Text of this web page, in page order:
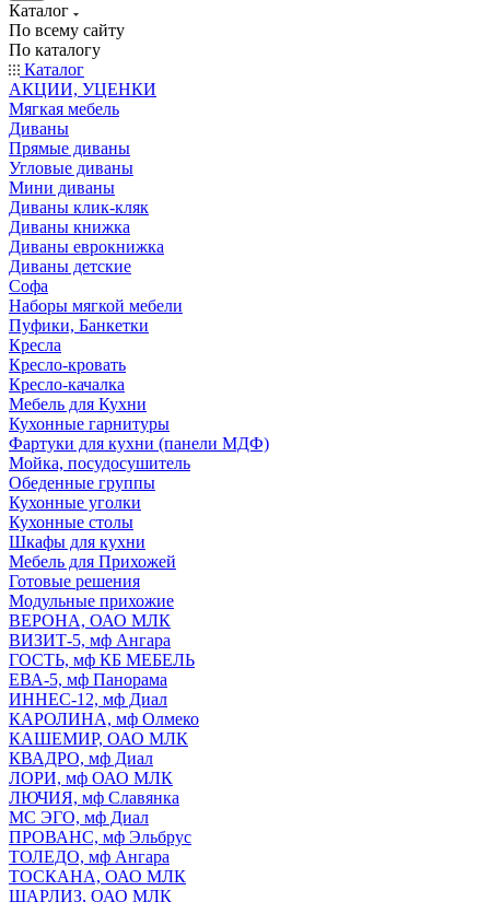
Каталог
По всему сайту
По каталогу
Каталог
АКЦИИ, УЦЕНКИ
Мягкая мебель
Диваны
Прямые диваны
Угловые диваны
Мини диваны
Диваны клик-кляк
Диваны книжка
Диваны еврокнижка
Диваны детские
Софа
Наборы мягкой мебели
Пуфики, Банкетки
Кресла
Кресло-кровать
Кресло-качалка
Мебель для Кухни
Кухонные гарнитуры
Фартуки для кухни (панели МДФ)
Мойка, посудосушитель
Обеденные группы
Кухонные уголки
Кухонные столы
Шкафы для кухни
Мебель для Прихожей
Готовые решения
Модульные прихожие
ВЕРОНА, ОАО МЛК
ВИЗИТ-5, мф Ангара
ГОСТЬ, мф КБ МЕБЕЛЬ
ЕВА-5, мф Панорама
ИННЕС-12, мф Диал
КАРОЛИНА, мф Олмеко
КАШЕМИР, ОАО МЛК
КВАДРО, мф Диал
ЛОРИ, мф ОАО МЛК
ЛЮЧИЯ, мф Славянка
МС ЭГО, мф Диал
ПРОВАНС, мф Эльбрус
ТОЛЕДО, мф Ангара
ТОСКАНА, ОАО МЛК
ШАРЛИЗ, ОАО МЛК